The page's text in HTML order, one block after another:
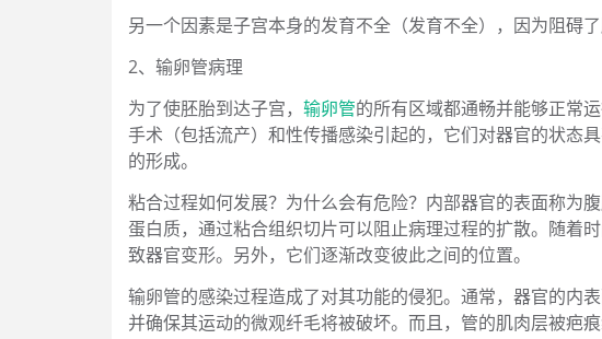
另一个因素是子宫本身的发育不全（发育不全），因为阻碍
2、输卵管病理
为了使胚胎到达子宫， 输卵管的所有区域都通畅并能够正常
手术（包括流产）和性传播感染引起的，它们对器官的状态
的形成。
粘合过程如何发展？为什么会有危险？内部器官的表面称为
蛋白质，通过粘合组织切片可以阻止病理过程的扩散。随着
致器官变形。另外，它们逐渐改变彼此之间的位置。
输卵管的感染过程造成了对其功能的侵犯。通常，器官的内
并确保其运动的微观纤毛将被破坏。而且，管的肌肉层被疤